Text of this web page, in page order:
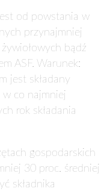
od powstania w
przynajmniej
bądź
ASF. Warunek:
jest składany
co najmniej
rok składania
gospodarskich
30 proc. średniej
składnika